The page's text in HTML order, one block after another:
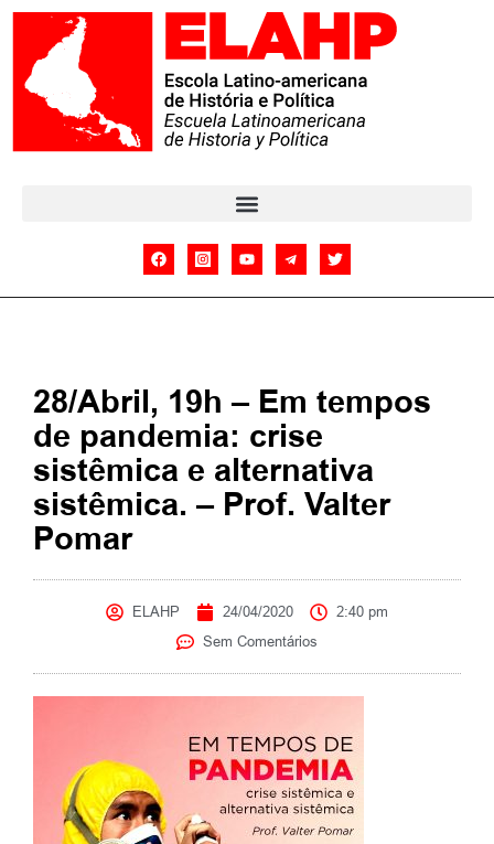
28/Abril, 19h – Em tempos
de pandemia: crise
sistêmica e alternativa
sistêmica. – Prof. Valter
Pomar
ELAHP 24/04/2020
2:40 pm
Sem Comentários